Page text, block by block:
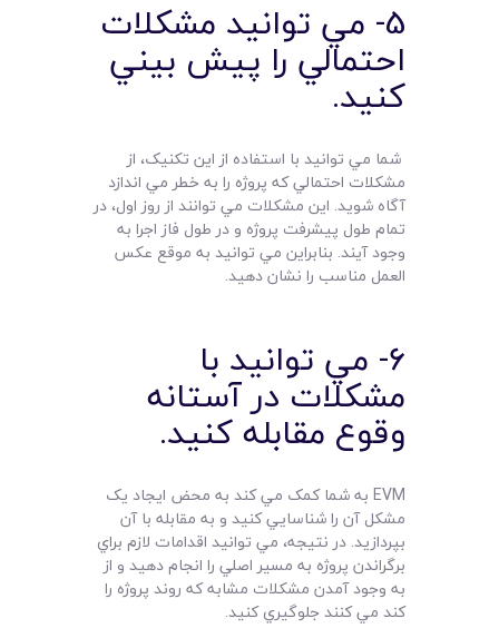
5- مي توانيد مشکلات
احتمالي را پيش بيني
کنيد.
شما مي توانيد با استفاده از اين تکنيک، از
مشکلات احتمالي که پروژه را به خطر مي اندازد
آگاه شويد. اين مشکلات مي توانند از روز اول، در
تمام طول پيشرفت پروژه و در طول فاز اجرا به
وجود آيند. بنابراين مي توانيد به موقع عکس
العمل مناسب را نشان دهيد.
6- مي توانيد با
مشکلات در آستانه
وقوع مقابله کنيد.
EVM به شما کمک مي کند به محض ايجاد يک
مشکل آن را شناسايي کنيد و به مقابله با آن
بپردازيد. در نتيجه، مي توانيد اقدامات لازم براي
برگراندن پروژه به مسير اصلي را انجام دهيد و از
به وجود آمدن مشکلات مشابه که روند پروژه را
کند مي کنند جلوگيري کنيد.